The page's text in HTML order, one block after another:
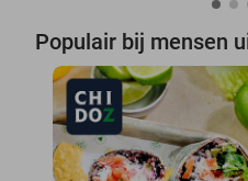
Populair bij mensen